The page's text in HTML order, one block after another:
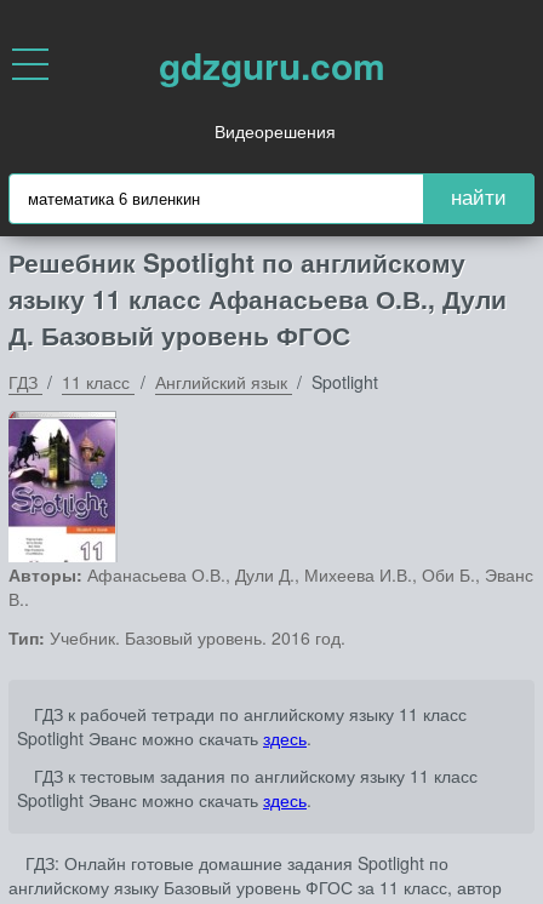
gdzguru.com
Видеорешения
найти
Решебник Spotlight по английскому
языку 11 класс Афанасьева О.В., Дули
Д. Базовый уровень ФГОС
ГДЗ 11 класс Английский язык Spotlight
Авторы: Афанасьева О.В., Дули Д., Михеева И.В., Оби Б., Эванс
В..
Тип: Учебник. Базовый уровень. 2016 год.
ГДЗ к рабочей тетради по английскому языку 11 класс
Spotlight Эванс можно скачать здесь.
ГДЗ к тестовым задания по английскому языку 11 класс
Spotlight Эванс можно скачать здесь.
ГДЗ: Онлайн готовые домашние задания Spotlight по
английскому языку Базовый уровень ФГОС за 11 класс, автор